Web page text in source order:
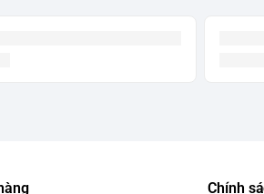
Chính